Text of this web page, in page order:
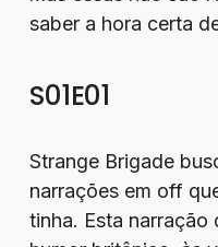
saber a hora certa
S01E01
Strange Brigade
narrações em off
tinha. Esta